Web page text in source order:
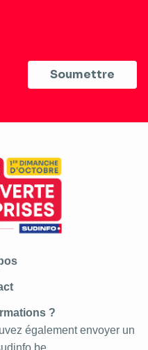
?
également envoyer un